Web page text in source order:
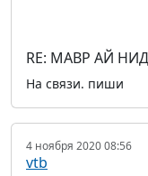
RE: МАВР АЙ
На связи. пиши
4 ноября 2020 08:56
vtb